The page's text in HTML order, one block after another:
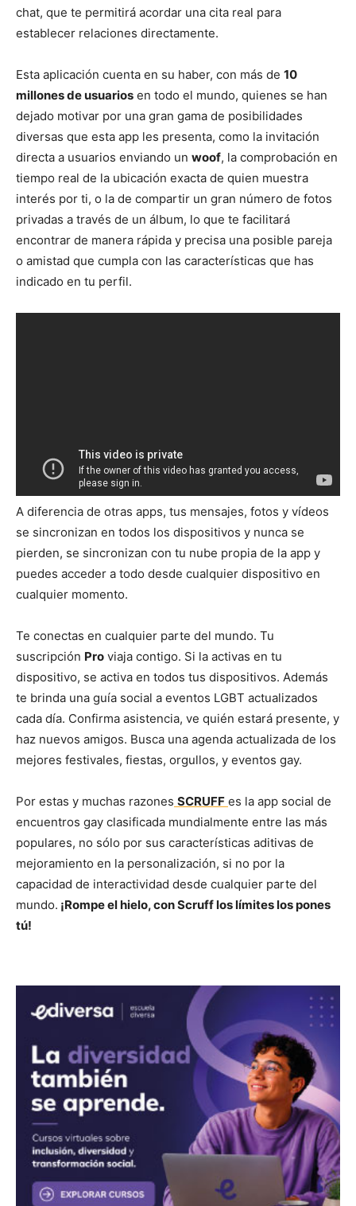
chat, que te permitirá acordar una cita real para
establecer relaciones directamente.
Esta aplicación cuenta en su haber, con más de 10
millones de usuarios en todo el mundo, quienes se han
dejado motivar por una gran gama de posibilidades
diversas que esta app les presenta, como la invitación
directa a usuarios enviando un woof, la comprobación en
tiempo real de la ubicación exacta de quien muestra
interés por ti, o la de compartir un gran número de fotos
privadas a través de un álbum, lo que te facilitará
encontrar de manera rápida y precisa una posible pareja
o amistad que cumpla con las características que has
indicado en tu perfil.
A diferencia de otras apps, tus mensajes, fotos y vídeos
se sincronizan en todos los dispositivos y nunca se
pierden, se sincronizan con tu nube propia de la app y
puedes acceder a todo desde cualquier dispositivo en
cualquier momento.
Te conectas en cualquier parte del mundo. Tu
suscripción Pro viaja contigo. Si la activas en tu
dispositivo, se activa en todos tus dispositivos. Además
te brinda una guía social a eventos LGBT actualizados
cada día. Confirma asistencia, ve quién estará presente, y
haz nuevos amigos. Busca una agenda actualizada de los
mejores festivales, fiestas, orgullos, y eventos gay.
Por estas y muchas razones SCRUFF es la app social de
encuentros gay clasificada mundialmente entre las más
populares, no sólo por sus características aditivas de
mejoramiento en la personalización, si no por la
capacidad de interactividad desde cualquier parte del
mundo. ¡Rompe el hielo, con Scruff los límites los pones
tú!